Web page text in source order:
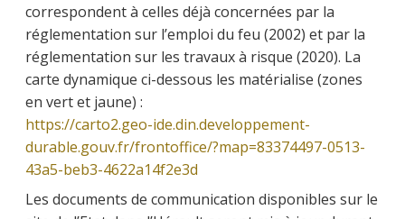
correspondent à celles déjà concernées par la
réglementation sur l’emploi du feu (2002) et par la
réglementation sur les travaux à risque (2020). La
carte dynamique ci-dessous les matérialise (zones
en vert et jaune) :
https://carto2.geo-ide.din.developpement-
durable.gouv.fr/frontoffice/?map=83374497-0513-
43a5-beb3-4622a14f2e3d
Les documents de communication disponibles sur le